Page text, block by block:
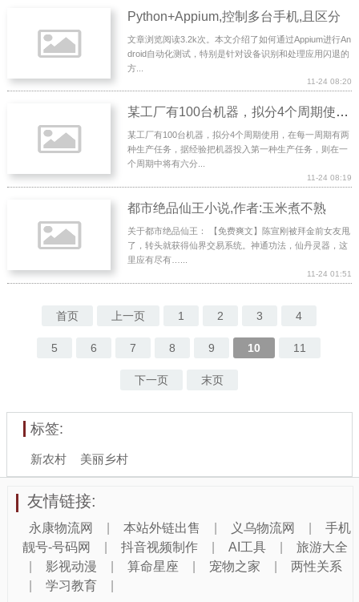
Python+Appium,控制多台手机,且区分
文章浏览阅读3.2k次。本文介绍了如何通过Appium进行An
droid自动化测试，特别是针对设备识别和处理应用闪退的
方...
11-24 08:20
某工厂有100台机器，拟分4个周期使用，在每一周期有两种生产任务，据经验把机器投入第一种生产任务，则
某工厂有100台机器，拟分4个周期使用，在每一周期有两
种生产任务，据经验把机器投入第一种生产任务，则在一
个周期中将有六分...
11-24 08:19
都市绝品仙王小说,作者:玉米煮不熟
关于都市绝品仙王： 【免费爽文】陈宣刚被拜金前女友甩
了，转头就获得仙界交易系统。神通功法，仙丹灵器，这
里应有尽有…...
11-24 01:51
首页 上一页 1 2 3 4
5 6 7 8 9 10 11
下一页 末页
标签:
新农村 美丽乡村
友情链接:
永康物流网 本站外链出售 义乌物流网
手机
靓号-号码网
抖音视频制作 AI工具
旅游大全
影视动漫 算命星座 宠物之家
两性关系
学习教育